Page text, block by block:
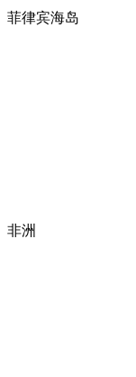
菲律宾海岛
非洲